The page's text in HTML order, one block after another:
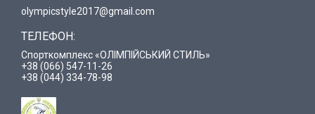
olympicstyle2017@gmail.com
ТЕЛЕФОН:
Спорткомплекс «ОЛІМПІЙСЬКИЙ СТИЛЬ»
+38 (066) 547-11-26
+38 (044) 334-78-98